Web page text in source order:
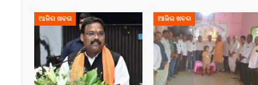
ଆଜିର ଖବର ଆଜିର ଖବର